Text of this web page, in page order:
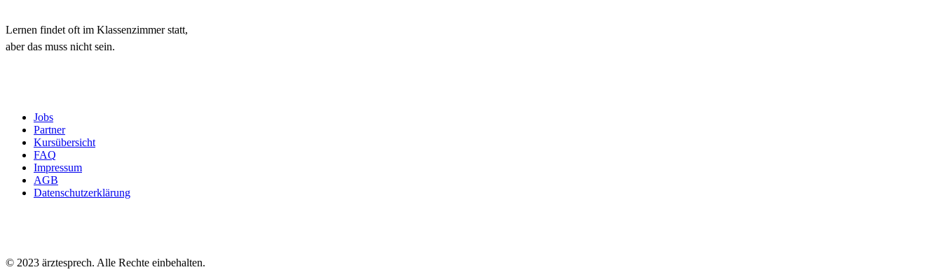
Lernen findet oft im Klassenzimmer statt,
aber das muss nicht sein.
Jobs
Partner
Kursübersicht
FAQ
Impressum
AGB
Datenschutzerklärung
© 2023 ärztesprech. Alle Rechte einbehalten.